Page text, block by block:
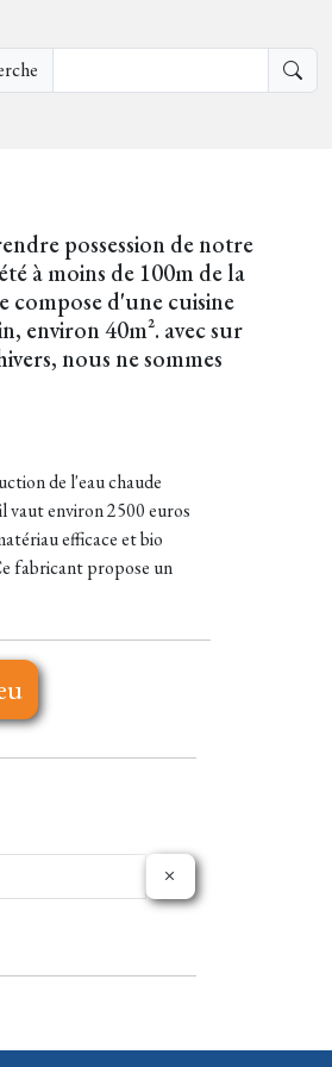
possession de notre
à moins de 100m de la
compose d'une cuisine
environ 40m². avec sur
nous ne sommes
de l'eau chaude
vaut environ 2500 euros
efficace et bio
fabricant propose un